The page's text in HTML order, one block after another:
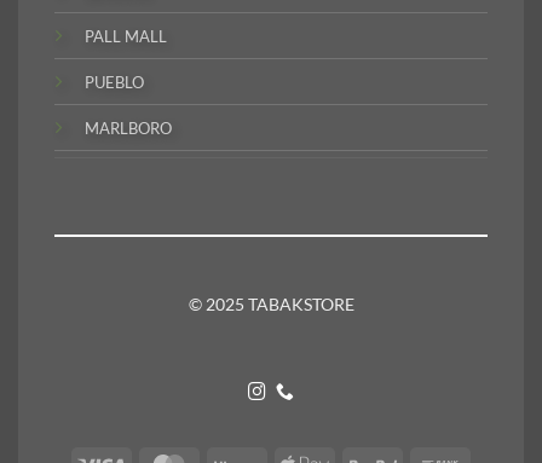
PALL MALL
PUEBLO
MARLBORO
© 2025 TABAKSTORE